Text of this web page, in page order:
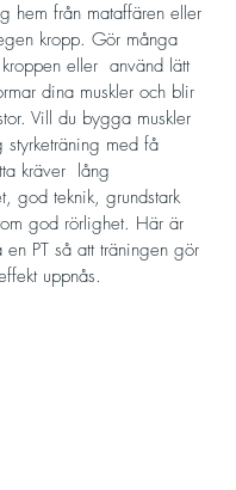
hem från mataffären eller
kropp. Gör många
eller  använd lätt
dina muskler och blir
Vill du bygga muskler
styrketräning med få
kräver  lång
god teknik, grundstark
god rörlighet. Här är
en PT så att träningen gör
uppnås.